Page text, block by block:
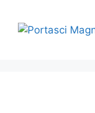
contenuto